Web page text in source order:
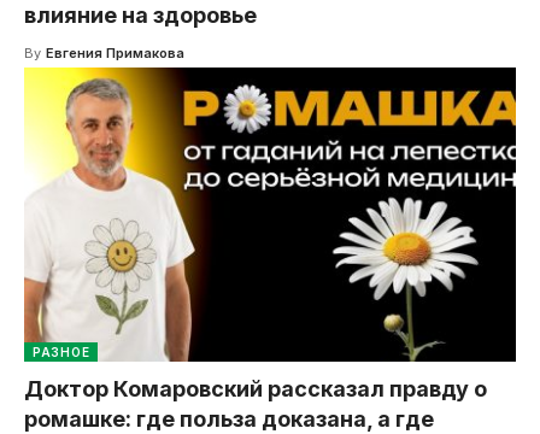
влияние на здоровье
By Евгения Примакова
РАЗНОЕ
Доктор Комаровский рассказал правду о
ромашке: где польза доказана, а где